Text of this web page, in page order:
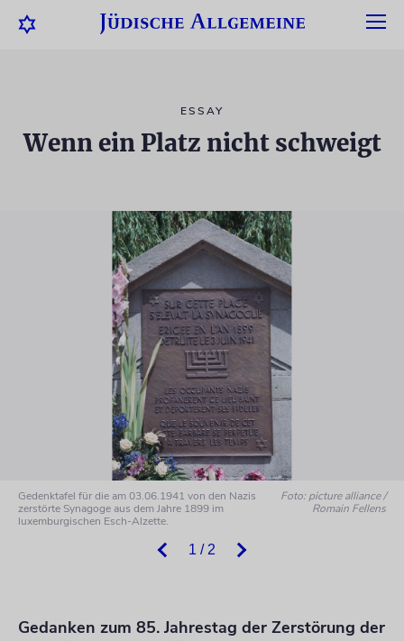
ESSAY
Wenn ein Platz nicht schweigt
1 / 2
Gedenktafel für die am 03.06.1941 von den Nazis
zerstörte Synagoge aus dem Jahre 1899 im
luxemburgischen Esch-Alzette.
Foto: picture alliance /
Romain Fellens
Gedanken zum 85. Jahrestag der Zerstörung der